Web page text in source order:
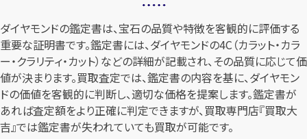
ダイヤモンドの鑑定書は、宝石の品質や特徴を客観的に評価する
重要な証明書です。鑑定書には、ダイヤモンドの4C（カラット・カラ
ー・クラリティ・カット）などの詳細が記載され、その品質に応じて価
値が決まります。買取査定では、鑑定書の内容を基に、ダイヤモン
ドの価値を客観的に判断し、適切な価格を提案します。鑑定書が
あれば査定額をより正確に判定できますが、買取専門店『買取大
吉』では鑑定書が失われていても買取が可能です。